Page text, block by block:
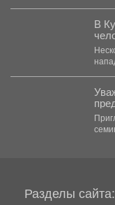
В
Разделы сайта: